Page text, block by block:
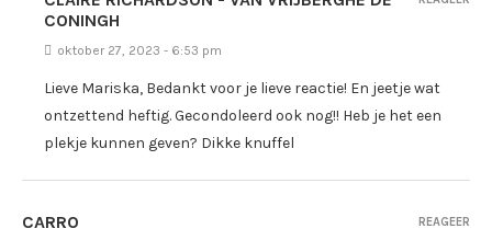
CONINGH
oktober 27, 2023 - 6:53 pm
Lieve Mariska, Bedankt voor je lieve reactie! En jeetje wat
ontzettend heftig. Gecondoleerd ook nog!! Heb je het een
plekje kunnen geven? Dikke knuffel
CARRO REAGEER